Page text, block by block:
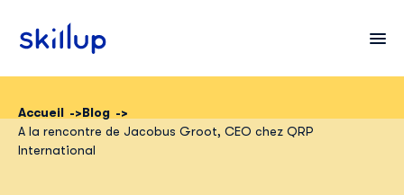
Clients
Accueil
Blog
A la rencontre de Jacobus Groot, CEO chez QRP
International